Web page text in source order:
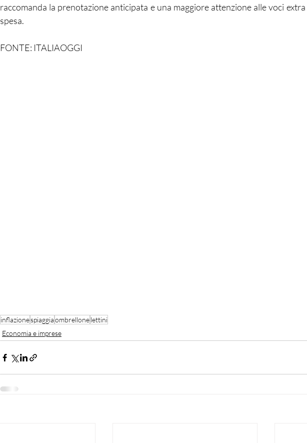
raccomanda la prenotazione anticipata e una maggiore attenzione alle voci
spesa.
FONTE: ITALIAOGGI
inflazionespiaggiaombrellonelettini
Economia e imprese